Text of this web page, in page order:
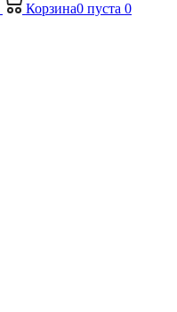
Корзина0 пуста 0